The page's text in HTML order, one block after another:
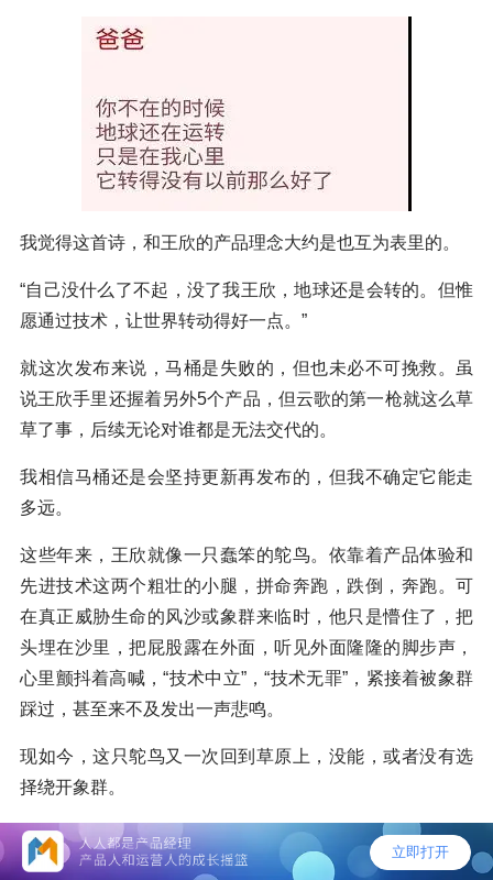
我觉得这首诗，和王欣的产品理念大约是也互为表里的。
“自己没什么了不起，没了我王欣，地球还是会转的。但惟
愿通过技术，让世界转动得好一点。”
就这次发布来说，马桶是失败的，但也未必不可挽救。虽
说王欣手里还握着另外5个产品，但云歌的第一枪就这么草
草了事，后续无论对谁都是无法交代的。
我相信马桶还是会坚持更新再发布的，但我不确定它能走
多远。
这些年来，王欣就像一只蠢笨的鸵鸟。依靠着产品体验和
先进技术这两个粗壮的小腿，拼命奔跑，跌倒，奔跑。可
在真正威胁生命的风沙或象群来临时，他只是懵住了，把
头埋在沙里，把屁股露在外面，听见外面隆隆的脚步声，
心里颤抖着高喊，“技术中立”，“技术无罪”，紧接着被象群
踩过，甚至来不及发出一声悲鸣。
现如今，这只鸵鸟又一次回到草原上，没能，或者没有选
择绕开象群。
鸵鸟站在那，踢了踢不知是否还算强壮的小腿，心里暗暗
告诉自己，也许仍在颤抖着，他说：
挑战不可能